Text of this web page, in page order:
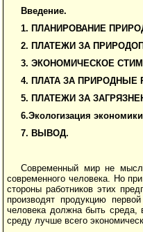
Введение.
1. ПЛАНИРОВАНИЕ
2. ПЛАТЕЖИ ЗА
3. ЭКОНОМИЧЕСКОЕ
4. ПЛАТА ЗА
5. ПЛАТЕЖИ ЗА
6.Экологизация
7. ВЫВОД.
Современный мир не
современного чело­века. Но
стороны работников этих
производят продукцию
челове­ка должна быть
среду лучше всего